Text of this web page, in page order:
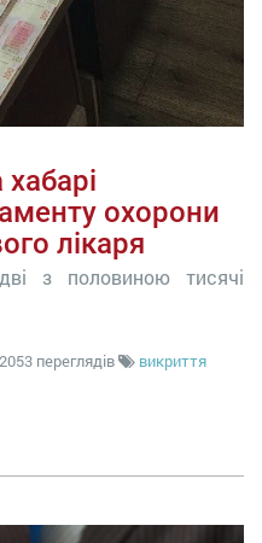
охорони
лікаря
з половиною тисячі
переглядів
викриття